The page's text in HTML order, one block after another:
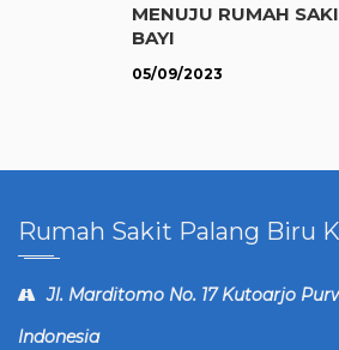
MENUJU RUMAH
BAYI
05/09/2023
Rumah Sakit Palang Biru
Jl. Marditomo No. 17 Kutoarjo
Indonesia